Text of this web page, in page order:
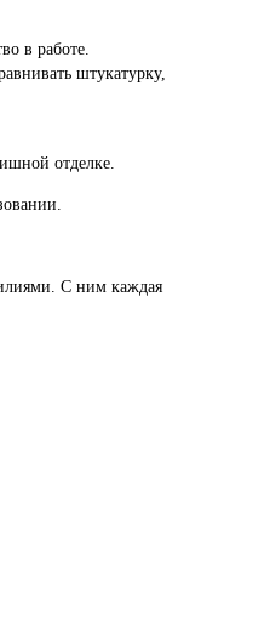
в работе.
штукатурку,
отделке.
С ним каждая